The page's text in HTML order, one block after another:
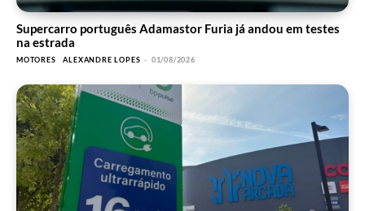
Supercarro português Adamastor Furia já andou em testes
na estrada
MOTORES ALEXANDRE LOPES - 01/08/2026